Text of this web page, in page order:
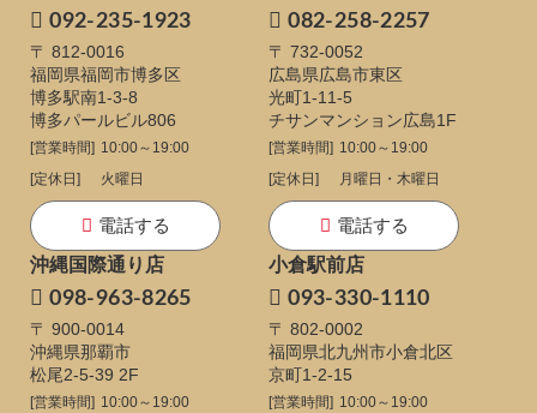
092-235-1923
〒 812-0016
福岡県福岡市博多区
博多駅南1-3-8
博多パールビル806
[営業時間] 10:00～19:00
[定休日]
火曜日
電話する
082-258-2257
〒 732-0052
広島県広島市東区
光町1-11-5
チサンマンション広島1F
[営業時間] 10:00～19:00
[定休日]
月曜日・木曜日
電話する
沖縄国際通り店
098-963-8265
〒 900-0014
沖縄県那覇市
松尾2-5-39 2F
[営業時間] 10:00～19:00
小倉駅前店
093-330-1110
〒 802-0002
福岡県北九州市小倉北区
京町1-2-15
[営業時間] 10:00～19:00